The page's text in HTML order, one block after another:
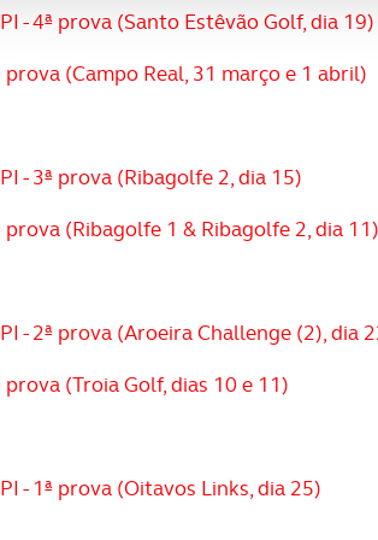
na UE e em países terceiros.
que as transferências internacionais de
o bloqueio de certo tipo de Cookies e
- 4ª prova (Santo Estêvão Golf, dia 19)
prova (Campo Real, 31 março e 1 abril)
- 3ª prova (Ribagolfe 2, dia 15)
prova (Ribagolfe 1 & Ribagolfe 2, dia 11)
- 2ª prova (Aroeira Challenge (2), dia
prova (Troia Golf, dias 10 e 11)
- 1ª prova (Oitavos Links, dia 25)